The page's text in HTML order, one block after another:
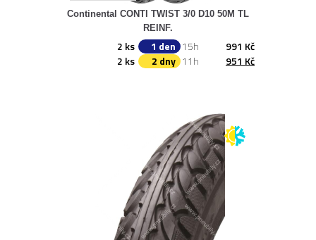
Continental CONTI TWIST 3/0 D10 50M TL
REINF.
991 Kč
15h
1 den
2 ks
951 Kč
11h
2 dny
2 ks